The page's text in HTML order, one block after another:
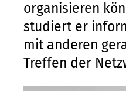
organisieren
studiert er
mit anderen
Treffen der